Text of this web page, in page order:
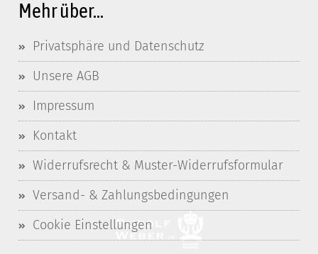
Mehr über...
Privatsphäre und Datenschutz
Unsere AGB
Impressum
Kontakt
Widerrufsrecht & Muster-Widerrufsformular
Versand- & Zahlungsbedingungen
Cookie Einstellungen